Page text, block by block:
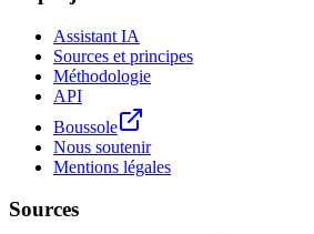
Assistant IA
Sources et principes
Méthodologie
API
Boussole
Nous soutenir
Mentions légales
Sources